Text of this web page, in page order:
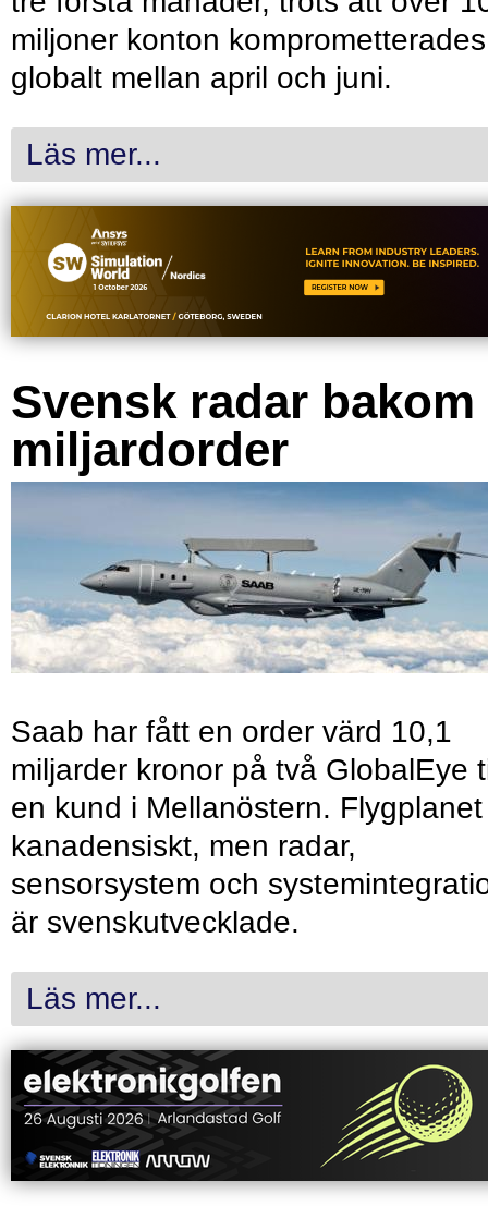
miljoner konton komprometterades
globalt mellan april och juni.
Läs mer...
Svensk radar bakom
miljardorder
Saab har fått en order värd 10,1
miljarder kronor på två GlobalEye
en kund i Mellanöstern.
kanadensiskt, men radar,
sensorsystem och
är svenskutvecklade.
Läs mer...